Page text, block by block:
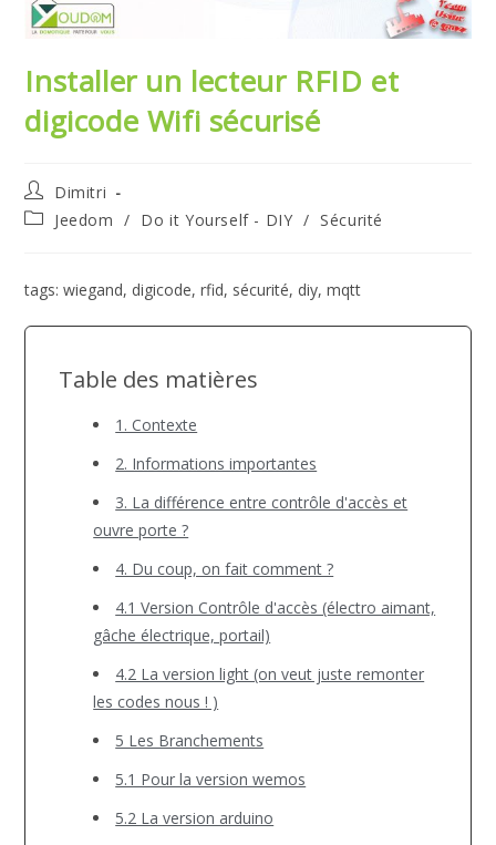
Installer un lecteur RFID et
digicode Wifi sécurisé
Auteur/autrice
de
Dimitri
PostJeedom / Do it Yourself - DIY / Sécurité
tags: wiegand, digicode, rfid, sécurité, diy, mqtt
Table des matières
1. Contexte
2. Informations importantes
3. La différence entre contrôle d'accès et
ouvre porte ?
4. Du coup, on fait comment ?
4.1 Version Contrôle d'accès (électro aimant,
gâche électrique, portail)
4.2 La version light (on veut juste remonter
les codes nous ! )
5 Les Branchements
5.1 Pour la version wemos
5.2 La version arduino